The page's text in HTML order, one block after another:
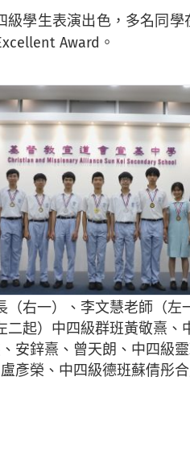
學生表演出色，多名同
Award。
（右一）、李文慧老師（左
二起）中四級群班黃敬熹、
安鋅熹、曾天朗、中四級
彥榮、中四級德班蘇倩彤